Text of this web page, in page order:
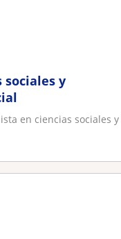
sociales y
en ciencias sociales